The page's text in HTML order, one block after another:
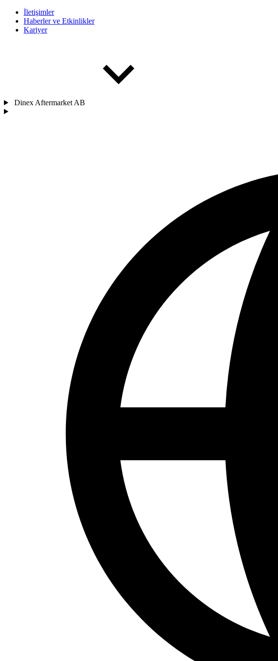
İletişimler
Haberler ve Etkinlikler
Kariyer
Dinex Aftermarket AB